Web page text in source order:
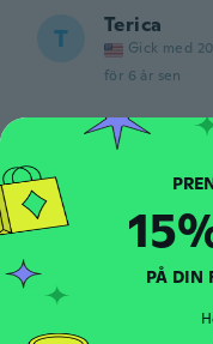
T Terica
Gick med
för 6 år sen
Emma
för 6 år sen
Gick med
PÅ DIN